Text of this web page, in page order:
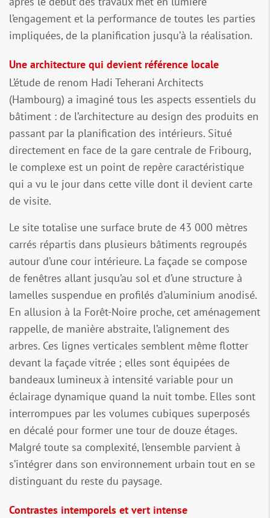
l’engagement et la performance de toutes les parties
impliquées, de la planification jusqu’à la réalisation.
Une architecture qui devient référence locale
L’étude de renom Hadi Teherani Architects
(Hambourg) a imaginé tous les aspects essentiels du
bâtiment : de l’architecture au design des produits en
passant par la planification des intérieurs. Situé
directement en face de la gare centrale de Fribourg,
le complexe est un point de repère caractéristique
qui a vu le jour dans cette ville dont il devient carte
de visite.
Le site totalise une surface brute de 43 000 mètres
carrés répartis dans plusieurs bâtiments regroupés
autour d’une cour intérieure. La façade se compose
de fenêtres allant jusqu’au sol et d’une structure à
lamelles suspendue en profilés d’aluminium anodisé.
En allusion à la Forêt-Noire proche, cet aménagement
rappelle, de manière abstraite, l’alignement des
arbres. Ces lignes verticales semblent même flotter
devant la façade vitrée ; elles sont équipées de
bandeaux lumineux à intensité variable pour un
éclairage dynamique quand la nuit tombe. Elles sont
interrompues par les volumes cubiques superposés
en décalé pour former une tour de douze étages.
Malgré toute sa complexité, l’ensemble parvient à
s’intégrer dans son environnement urbain tout en se
distinguant du reste du paysage.
Contrastes intemporels et vert intense